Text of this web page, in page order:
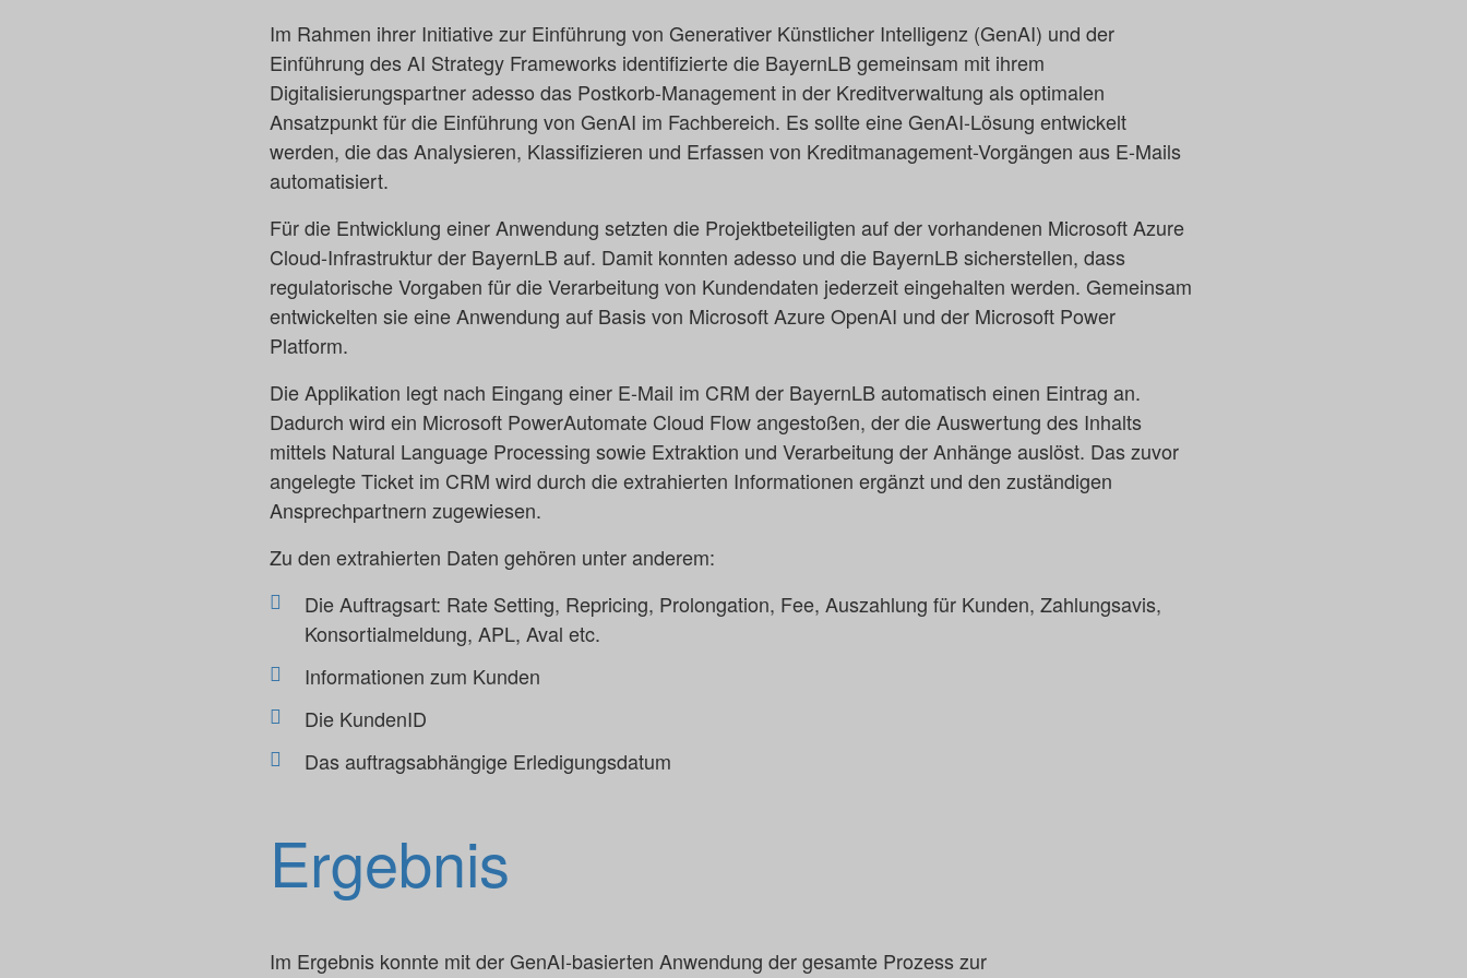
Im Rahmen ihrer Initiative zur Einführung von Generativer Künstlicher Intelligenz (GenAI) und der
Einführung des AI Strategy Frameworks identifizierte die BayernLB gemeinsam mit ihrem
Digitalisierungspartner adesso das Postkorb-Management in der Kreditverwaltung als optimalen
Ansatzpunkt für die Einführung von GenAI im Fachbereich. Es sollte eine GenAI-Lösung entwickelt
werden, die das Analysieren, Klassifizieren und Erfassen von Kreditmanagement-Vorgängen aus E-Mails
automatisiert.
Für die Entwicklung einer Anwendung setzten die Projektbeteiligten auf der vorhandenen Microsoft Azure
Cloud-Infrastruktur der BayernLB auf. Damit konnten adesso und die BayernLB sicherstellen, dass
regulatorische Vorgaben für die Verarbeitung von Kundendaten jederzeit eingehalten werden. Gemeinsam
entwickelten sie eine Anwendung auf Basis von Microsoft Azure OpenAI und der Microsoft Power
Platform.
Die Applikation legt nach Eingang einer E-Mail im CRM der BayernLB automatisch einen Eintrag an.
Dadurch wird ein Microsoft PowerAutomate Cloud Flow angestoßen, der die Auswertung des Inhalts
mittels Natural Language Processing sowie Extraktion und Verarbeitung der Anhänge auslöst. Das zuvor
angelegte Ticket im CRM wird durch die extrahierten Informationen ergänzt und den zuständigen
Ansprechpartnern zugewiesen.
Zu den extrahierten Daten gehören unter anderem:
Die Auftragsart: Rate Setting, Repricing, Prolongation, Fee, Auszahlung für Kunden, Zahlungsavis,
Konsortialmeldung, APL, Aval etc.
Informationen zum Kunden
Die KundenID
Das auftragsabhängige Erledigungsdatum
Ergebnis
Im Ergebnis konnte mit der GenAI-basierten Anwendung der gesamte Prozess zur